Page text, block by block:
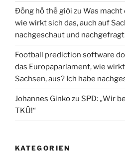
Đồng hồ thế giới zu Was macht
wie wirkt sich das, auch auf
nachgeschaut und
Football prediction software
das Europaparlament, wie
Sachsen, aus? Ich habe
Johannes Ginkozu SPD: „Wir
TKÜ!“
KATEGORIEN